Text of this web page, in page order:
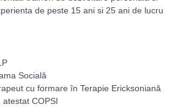
de peste 15 ani si 25 ani de lucru
Socială
cu formare în Terapie Ericksoniană
COPSI